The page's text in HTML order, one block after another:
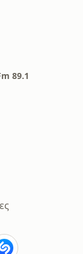
89.1